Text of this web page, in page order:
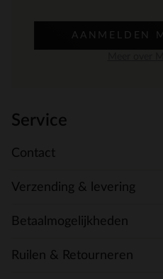
AANMELDEN
Service
Contact
Verzending & levering
Betaalmogelijkheden
Ruilen & Retourneren